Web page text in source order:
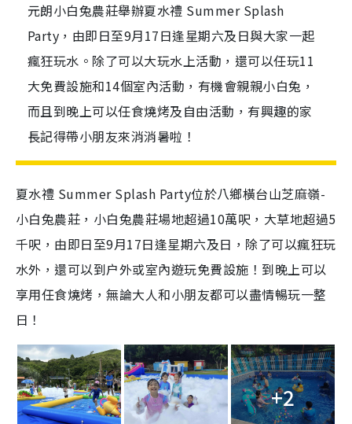
元朗小白兔農莊舉辦夏水禮 Summer Splash
Party，由即日至9月17日逢星期六及日與大家一起
瘋狂玩水。除了可以大玩水上活動，還可以任玩11
大免費設施和14個室內活動，有機會親親小白兔，
而且到晚上可以任食燒烤及自由活動，有興趣的家
長記得帶小朋友來消消暑啦！
夏水禮 Summer Splash Party位於八鄉橫台山芝麻嶺-
小白兔農莊，小白兔農莊場地超過10萬呎，大草地超過5
千呎，由即日至9月17日逢星期六及日，除了可以瘋狂玩
水外，還可以到户外或室內遊玩免費設施！到晚上可以
享用任食燒烤，無論大人和小朋友都可以盡情暢玩一整
日！
+2